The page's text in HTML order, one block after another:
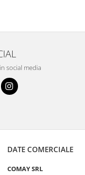
social media
DATE COMERCIALE
COMAY SRL